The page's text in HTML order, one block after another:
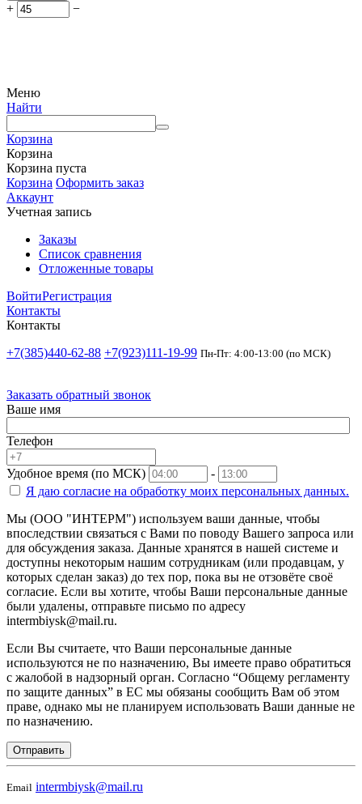
+ −
Меню
Найти
Корзина
Корзина
Корзина пуста
Корзина Оформить заказ
Аккаунт
Учетная запись
Заказы
Список сравнения
Отложенные товары
ВойтиРегистрация
Контакты
Контакты
+7(385)440-62-88 +7(923)111-19-99 Пн-Пт: 4:00-13:00 (по МСК)
Заказать обратный звонок
Ваше имя
Телефон
Удобное время (по МСК)
-
Я даю согласие на обработку моих персональных данных.
Мы (ООО "ИНТЕРМ") используем ваши данные, чтобы
впоследствии связаться с Вами по поводу Вашего запроса или
для обсуждения заказа. Данные хранятся в нашей системе и
доступны некоторым нашим сотрудникам (или продавцам, у
которых сделан заказ) до тех пор, пока вы не отзовёте своё
согласие. Если вы хотите, чтобы Ваши персональные данные
были удалены, отправьте письмо по адресу
intermbiysk@mail.ru.
Если Вы считаете, что Ваши персональные данные
используются не по назначению, Вы имеете право обратиться
с жалобой в надзорный орган. Согласно “Общему регламенту
по защите данных” в ЕС мы обязаны сообщить Вам об этом
праве, однако мы не планируем использовать Ваши данные не
по назначению.
Отправить
Email intermbiysk@mail.ru